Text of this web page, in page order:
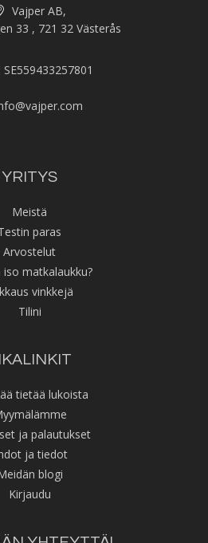
Vajper AB,
33 , 721 32 Västerås
YRITYS
Meistä
paras
Arvostelut
iso matkalaukku?
vinkkejä
Tilini
tietää lukoista
ja palautukset
ja tiedot
blogi
Kirjaudu